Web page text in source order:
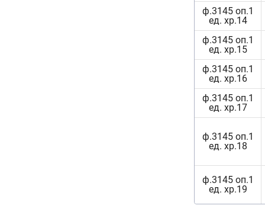
ф.3145 оп.1
ед. хр.14
ф.3145 оп.1
ед. хр.15
ф.3145 оп.1
ед. хр.16
ф.3145 оп.1
ед. хр.17
ф.3145 оп.1
ед. хр.18
ф.3145 оп.1
ед. хр.19